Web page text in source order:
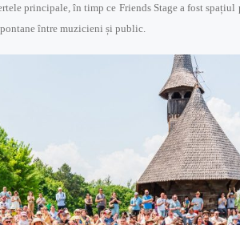
principale, în timp ce Friends Stage a fost spațiul
între muzicieni și public.